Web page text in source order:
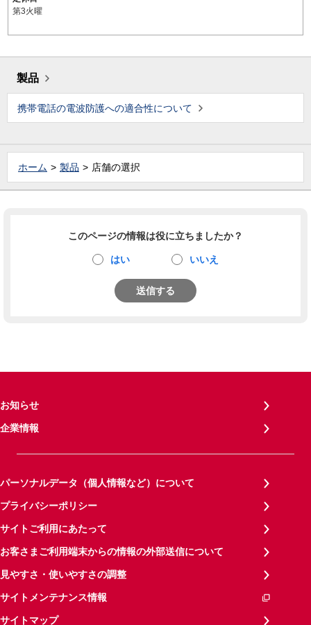
第3火曜
製品
携帯電話の電波防護への適合性について
ホーム 製品 店舗の選択
このページの情報は役に立ちましたか？
はい いいえ
送信する
お知らせ
企業情報
パーソナルデータ（個人情報など）について
プライバシーポリシー
サイトご利用にあたって
お客さまご利用端末からの情報の外部送信について
見やすさ・使いやすさの調整
サイトメンテナンス情報
サイトマップ